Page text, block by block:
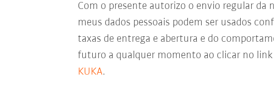
Com o presente autorizo o envio regular da
meus dados pessoais podem ser usados
taxas de entrega e abertura e do
futuro a qualquer momento ao clicar no
KUKA.